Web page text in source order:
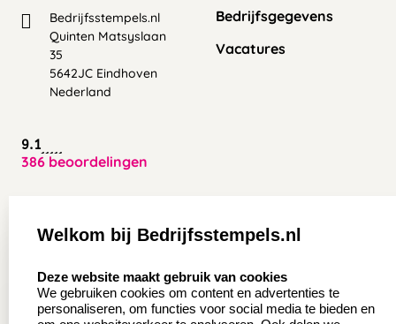
Bedrijfsstempels.nl
Quinten Matsyslaan
35
5642JC Eindhoven
Nederland
9.1
386 beoordelingen
Bedrijfsgegevens
Vacatures
Aanvraag op maat
Wederverkoper
worden
Contact opnemen
Veel gestelde vragen
Retourneren
Welkom bij Bedrijfsstempels.nl
Deze website maakt gebruik van cookies
We gebruiken cookies om content en advertenties te
personaliseren, om functies voor social media te bieden en